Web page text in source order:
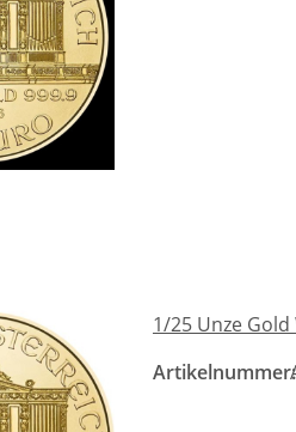
1/25 Unze
Artikelnummer: